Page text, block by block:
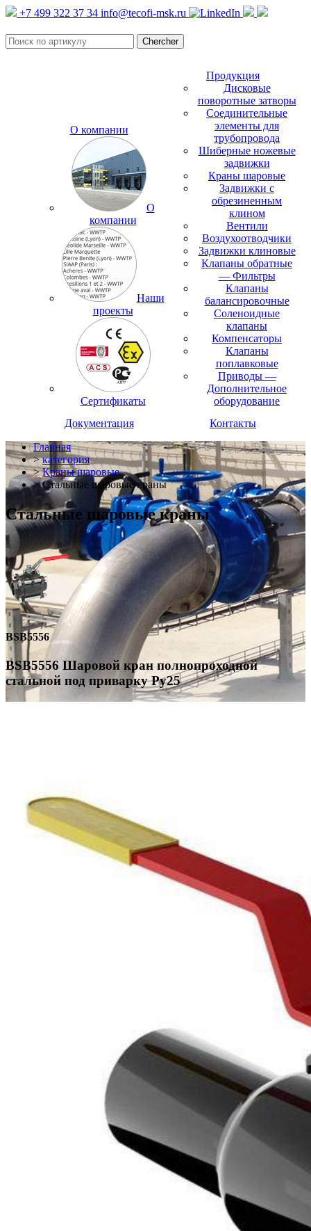
+7 499 322 37 34 info@tecofi-msk.ru
О компании
О
компании
Наши
проекты
Сертификаты
Продукция
Дисковые
поворотные затворы
Соединительные
элементы для
трубопровода
Шиберные ножевые
задвижки
Краны шаровые
Задвижки с
обрезиненным
клином
Вентили
Воздухоотводчики
Задвижки клиновые
Клапаны обратные
— Фильтры
Клапаны
балансировочные
Соленоидные
клапаны
Компенсаторы
Клапаны
поплавковые
Приводы —
Дополнительное
оборудование
Документация
Контакты
Главная
>категория
>Краны шаровые
> Стальные шаровые краны
Стальные шаровые краны
BSB5556
BSB5556 Шаровой кран полнопроходной
стальной под приварку Ру25